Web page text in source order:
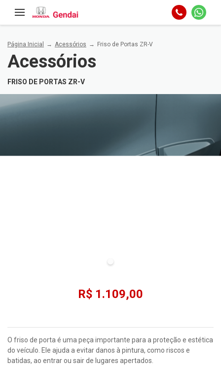
Página Inicial Acessórios Friso de Portas ZR-V
Acessórios
FRISO DE PORTAS ZR-V
R$ 1.109,00
O friso de porta é uma peça importante para a proteção e estética
do veículo. Ele ajuda a evitar danos à pintura, como riscos e
batidas, ao entrar ou sair de lugares apertados.